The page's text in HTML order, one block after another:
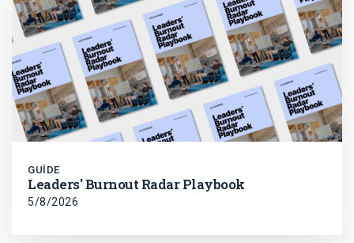
GUIDE
Leaders' Burnout Radar Playbook
5/8/2026